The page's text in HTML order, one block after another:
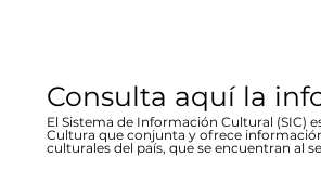
Consulta aquí la
El Sistema de Información Cultural (SIC)
Cultura que conjunta y ofrece
culturales del país, que se encuentran al